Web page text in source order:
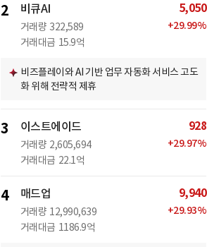
2 비큐AI
거래량 322,589
거래대금 15.9억
5,050
+29.99%
비즈플레이와 AI 기반 업무 자동화 서비스 고도
화 위해 전략적 제휴
3 이스트에이드
거래량 2,605,694
거래대금 22.1억
928
+29.97%
4 매드업
거래량 12,990,639
거래대금 1186.9억
9,940
+29.93%